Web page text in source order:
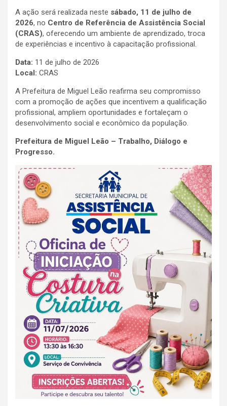
A ação será realizada neste sábado, 11 de julho de
2026, no Centro de Referência de Assistência Social
(CRAS), oferecendo um ambiente de aprendizado, troca
de experiências e incentivo à capacitação profissional.
Data: 11 de julho de 2026
Local: CRAS
A Prefeitura de Miguel Leão reafirma seu compromisso
com a promoção de ações que incentivem a qualificação
profissional, ampliem oportunidades e fortaleçam o
desenvolvimento social e econômico da população.
Prefeitura de Miguel Leão – Trabalho, Diálogo e
Progresso.